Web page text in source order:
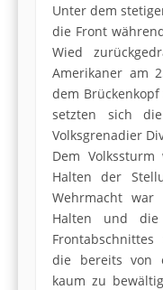
Unter dem
die Front
Wied
Amerikaner am
dem
setzten sich
Volksgrenadier
Dem
Halten der
Wehrmacht
Halten und die
die bereits von
kaum zu